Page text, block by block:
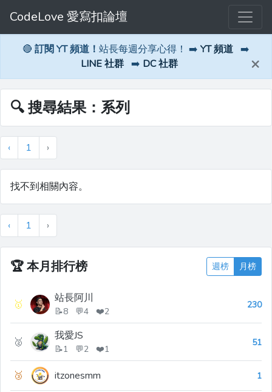
CodeLove 愛寫扣論壇
🔴 訂閱 YT 頻道！ 站長每週分享心得！ ➡️ YT 頻道 ➡️
LINE 社群 ➡️ DC 社群 ×
🔍 搜尋結果：系列
‹ 1 ›
找不到相關內容。
‹ 1 ›
🏆本月排行榜 週榜 月榜
🥇 站長阿川
📝8 💬4 ❤️2
230
🥈 我愛JS
📝1 💬2 ❤️1
51
🥉 itzonesmm 1